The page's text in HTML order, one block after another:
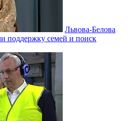
Львова-Белова
поддержку семей и поиск